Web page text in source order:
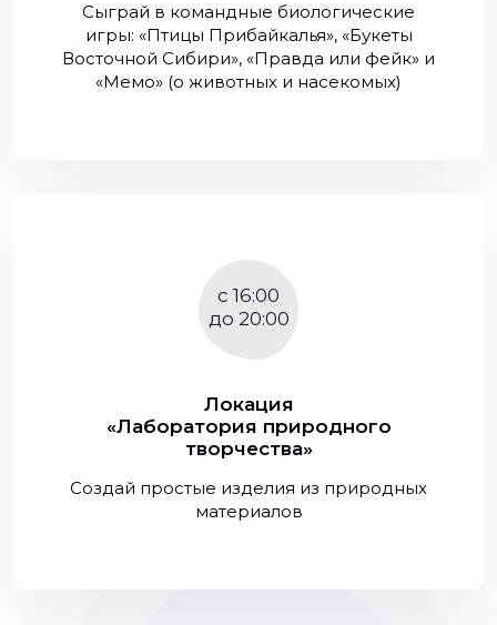
Сыграй в командные биологические
игры: «Птицы Прибайкалья», «Букеты
Восточной Сибири», «Правда или фейк» и
«Мемо» (о животных и насекомых)
c 16:00
до 20:00
Локация
«Лаборатория природного
творчества»
Создай простые изделия из природных
материалов